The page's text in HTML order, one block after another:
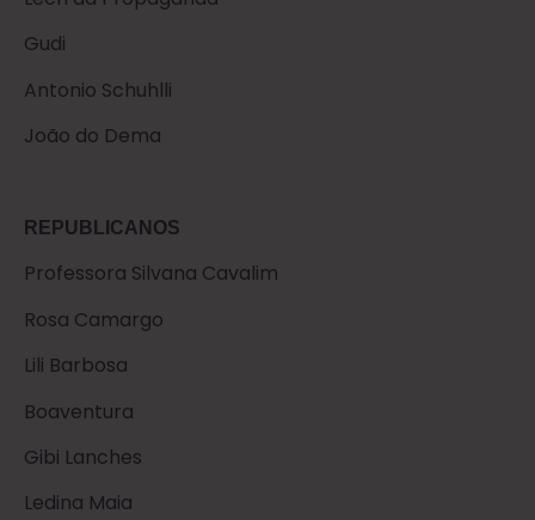
Gudi
Antonio Schuhlli
João do Dema
REPUBLICANOS
Professora Silvana Cavalim
Rosa Camargo
Lili Barbosa
Boaventura
Gibi Lanches
Ledina Maia